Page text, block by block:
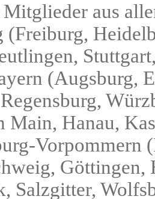
aus
(Freiburg,
(Augsburg,
Main, Hanau,
Vorpommern
Göttingen,
Salzgitter,